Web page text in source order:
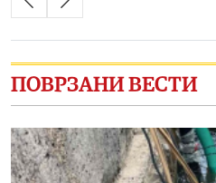
ПОВРЗАНИ ВЕСТИ